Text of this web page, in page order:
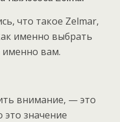
что такое Zelmаr,
именно выбрать
именно вам.
внимание, — это
значение